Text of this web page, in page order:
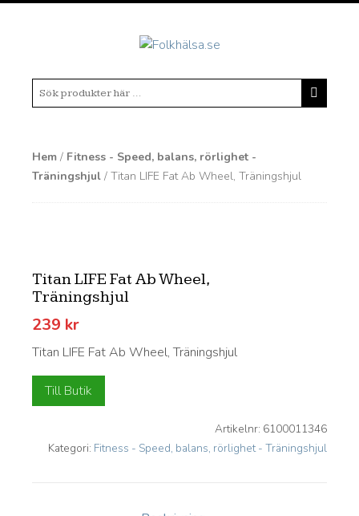
Hem / Fitness - Speed, balans, rörlighet -
Träningshjul / Titan LIFE Fat Ab Wheel, Träningshjul
Titan LIFE Fat Ab Wheel,
Träningshjul
239 kr
Titan LIFE Fat Ab Wheel, Träningshjul
Till Butik
Artikelnr: 6100011346
Kategori: Fitness - Speed, balans, rörlighet - Träningshjul